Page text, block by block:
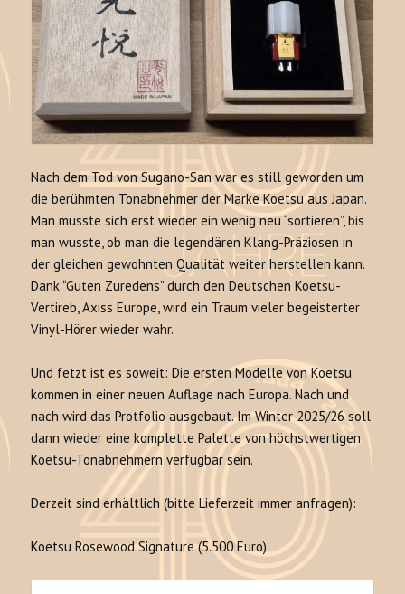
Nach dem Tod von Sugano-San war es still geworden um
die berühmten Tonabnehmer der Marke Koetsu aus Japan.
Man musste sich erst wieder ein wenig neu “sortieren”, bis
man wusste, ob man die legendären Klang-Präziosen in
der gleichen gewohnten Qualität weiter herstellen kann.
Dank “Guten Zuredens” durch den Deutschen Koetsu-
Vertireb, Axiss Europe, wird ein Traum vieler begeisterter
Vinyl-Hörer wieder wahr.
Und fetzt ist es soweit: Die ersten Modelle von Koetsu
kommen in einer neuen Auflage nach Europa. Nach und
nach wird das Protfolio ausgebaut. Im Winter 2025/26 soll
dann wieder eine komplette Palette von höchstwertigen
Koetsu-Tonabnehmern verfügbar sein.
Derzeit sind erhältlich (bitte Lieferzeit immer anfragen):
Koetsu Rosewood Signature (5.500 Euro)